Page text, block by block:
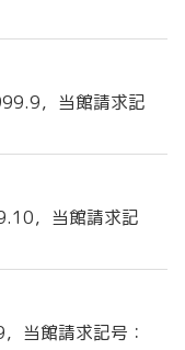
，当館請求記
，当館請求記
当館請求記号：